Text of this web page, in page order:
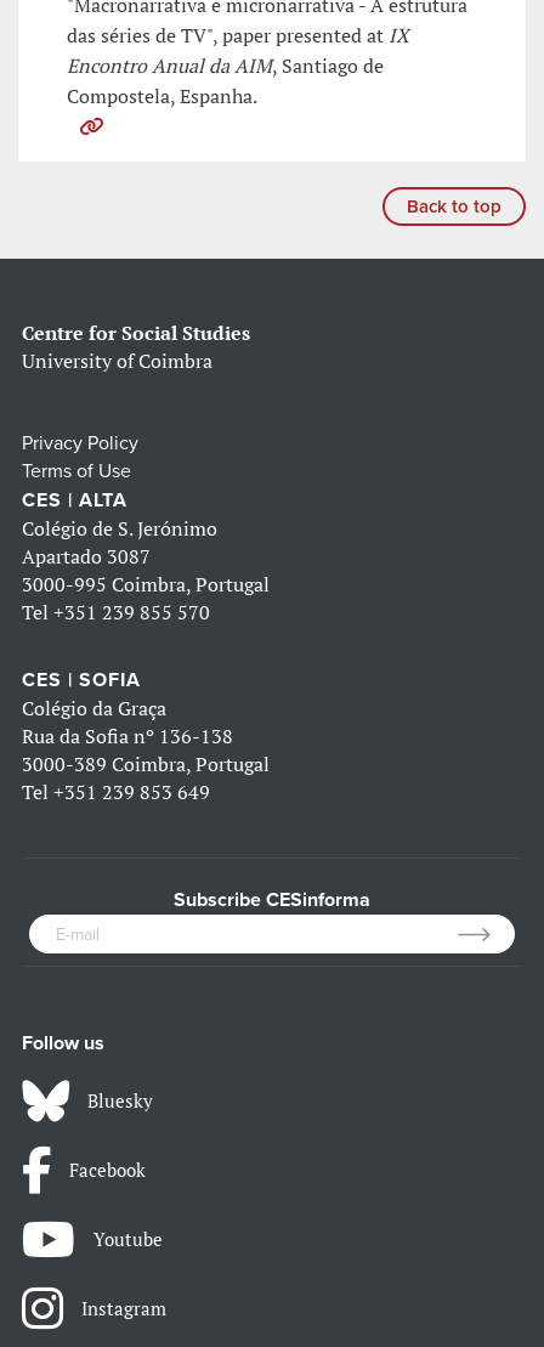
das séries de TV", paper presented at IX
Encontro Anual da AIM, Santiago de
Compostela, Espanha.
Back to top
Centre for Social Studies
University of Coimbra
Privacy Policy
Terms of Use
CES | ALTA
Colégio de S. Jerónimo
Apartado 3087
3000-995 Coimbra, Portugal
Tel +351 239 855 570
CES | SOFIA
Colégio da Graça
Rua da Sofia nº 136-138
3000-389 Coimbra, Portugal
Tel +351 239 853 649
Subscribe CESinforma
Follow us
Bluesky
Facebook
Youtube
Instagram